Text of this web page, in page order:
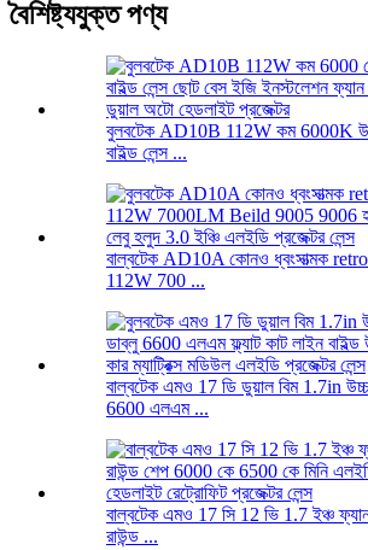
বৈশিষ্ট্যযুক্ত পণ্য
বুলবটেক AD10B 112W কম 6000K
বাইল্ড লেন্স ...
বাল্বটেক AD10A কোনও ধ্বংসাত্মক
112W 700 ...
বাল্বটেক এমও 17 ডি ডুয়াল বিম 1.7in
6600 এলএম ...
বাল্বটেক এমও 17 সি 12 ভি 1.7 ইঞ্চ
রাউন্ড ...